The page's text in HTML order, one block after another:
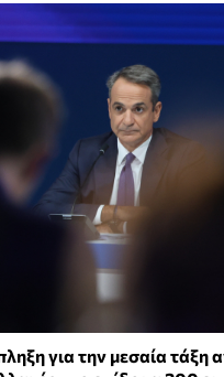
για την μεσαία τάξη